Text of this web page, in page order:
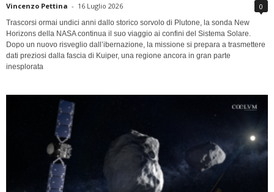
Vincenzo Pettina - 16 Luglio 2026 0
Trascorsi ormai undici anni dallo storico sorvolo di Plutone, la sonda New
Horizons della NASA continua il suo viaggio ai confini del Sistema Solare.
Dopo un nuovo risveglio dall’ibernazione, la missione si prepara a trasmettere
dati preziosi dalla fascia di Kuiper, una regione ancora in gran parte
inesplorata